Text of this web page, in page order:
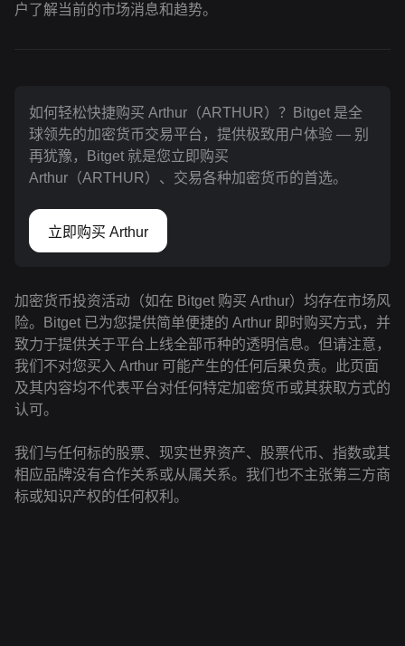
户了解当前的市场消息和趋势。
如何轻松快捷购买 Arthur（ARTHUR）？Bitget 是全
球领先的加密货币交易平台，提供极致用户体验 — 别
再犹豫，Bitget 就是您立即购买
Arthur（ARTHUR）、交易各种加密货币的首选。
立即购买 Arthur
加密货币投资活动（如在 Bitget 购买 Arthur）均存在市场风
险。Bitget 已为您提供简单便捷的 Arthur 即时购买方式，并
致力于提供关于平台上线全部币种的透明信息。但请注意，
我们不对您买入 Arthur 可能产生的任何后果负责。此页面
及其内容均不代表平台对任何特定加密货币或其获取方式的
认可。
我们与任何标的股票、现实世界资产、股票代币、指数或其
相应品牌没有合作关系或从属关系。我们也不主张第三方商
标或知识产权的任何权利。